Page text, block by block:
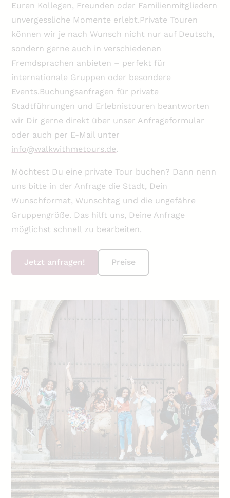
Euren Kollegen, Freunden oder Familienmitgliedern
unvergessliche Momente erlebt.Private Touren
können wir je nach Wunsch nicht nur auf Deutsch,
sondern gerne auch in verschiedenen
Fremdsprachen anbieten – perfekt für
internationale Gruppen oder besondere
Events.Buchungsanfragen für private
Stadtführungen und Erlebnistouren beantworten
wir Dir gerne direkt über unser Anfrageformular
oder auch per E-Mail unter
info@walkwithmetours.de.
Möchtest Du eine private Tour buchen? Dann nenn
uns bitte in der Anfrage die Stadt, Dein
Wunschformat, Wunschtag und die ungefähre
Gruppengröße. Das hilft uns, Deine Anfrage
möglichst schnell zu bearbeiten.
Jetzt anfragen! Preise